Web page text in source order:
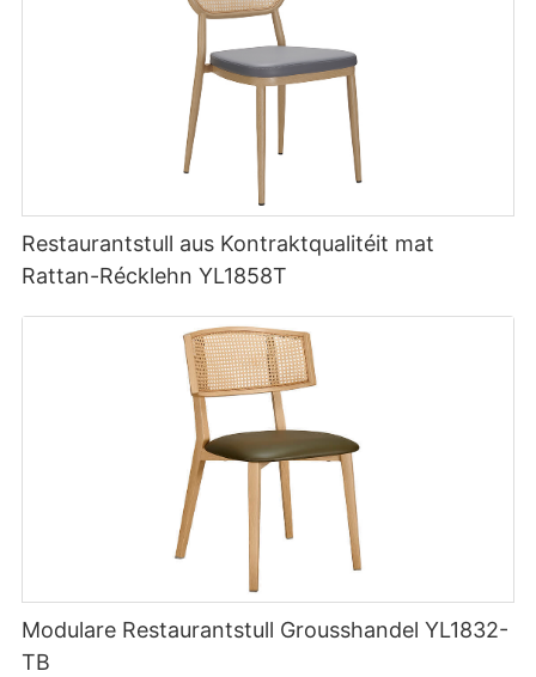
Restaurantstull aus Kontraktqualitéit mat
Rattan-Récklehn YL1858T
Modulare Restaurantstull Grousshandel YL1832-
TB